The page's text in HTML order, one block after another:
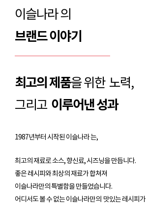
이슬나라 의
브랜드 이야기
최고의 제품을 위한 노력,
그리고 이루어낸 성과
1987년부터 시작된 이슬나라 는,
최고의 재료로 소스, 향신료, 시즈닝을 만듭니다.
좋은 레시피와 최상의 재료가 합쳐져
이슬나라만의 특별함을 만들었습니다.
어디서도 볼 수 없는 이슬나라만의 맛있는 레시피가